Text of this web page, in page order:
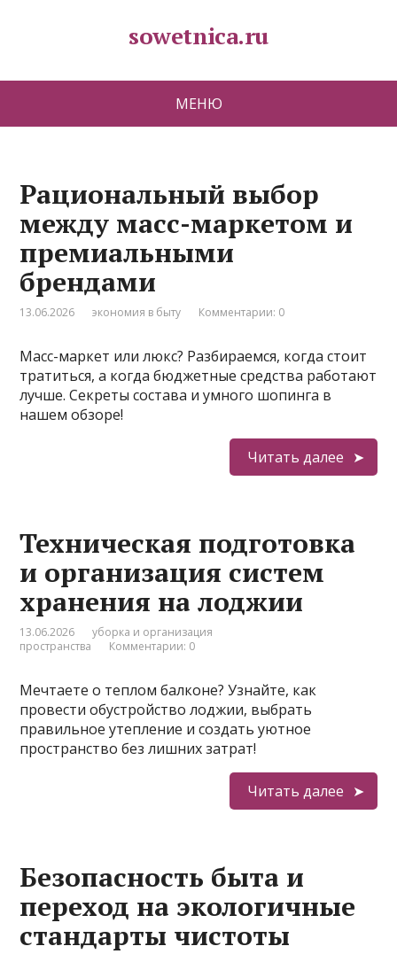
sowetnica.ru
МЕНЮ
Рациональный выбор
между масс-маркетом и
премиальными
брендами
13.06.2026 экономия в быту Комментарии: 0
Масс-маркет или люкс? Разбираемся, когда стоит
тратиться, а когда бюджетные средства работают
лучше. Секреты состава и умного шопинга в
нашем обзоре!
Читать далее
Техническая подготовка
и организация систем
хранения на лоджии
13.06.2026
уборка и организация
пространства
Комментарии: 0
Мечтаете о теплом балконе? Узнайте, как
провести обустройство лоджии, выбрать
правильное утепление и создать уютное
пространство без лишних затрат!
Читать далее
Безопасность быта и
переход на экологичные
стандарты чистоты